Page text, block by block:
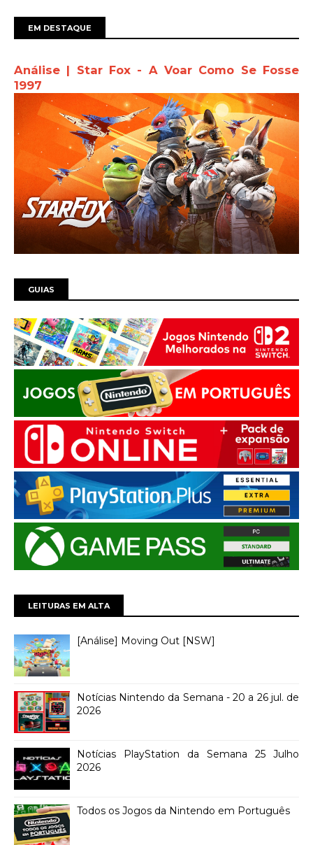
EM DESTAQUE
Análise | Star Fox - A Voar Como Se Fosse
1997
GUIAS
LEITURAS EM ALTA
[Análise] Moving Out [NSW]
Notícias Nintendo da Semana - 20 a 26 jul. de
2026
Notícias PlayStation da Semana 25 Julho
2026
Todos os Jogos da Nintendo em Português